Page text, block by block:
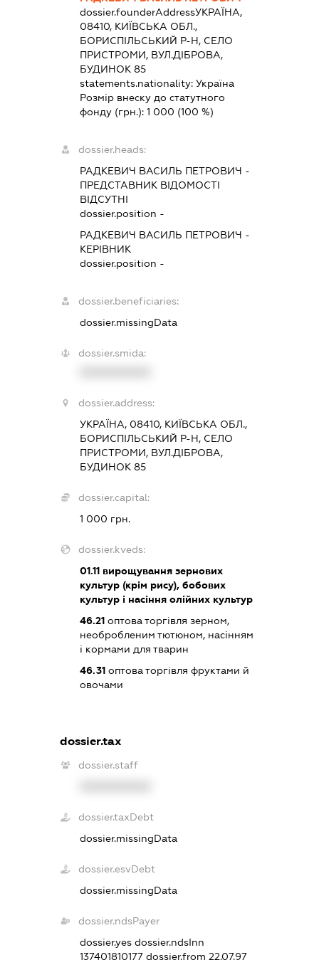
dossier.founderAddressУКРАЇНА,
08410, КИЇВСЬКА ОБЛ.,
БОРИСПІЛЬСЬКИЙ Р-Н, СЕЛО
ПРИСТРОМИ, ВУЛ.ДІБРОВА,
БУДИНОК 85
statements.nationality:Україна
Розмір внеску до статутного
фонду (грн.):1 000 (100 %)
dossier.heads:
РАДКЕВИЧ ВАСИЛЬ ПЕТРОВИЧ -
ПРЕДСТАВНИК ВІДОМОСТІ
ВІДСУТНІ
dossier.position -
РАДКЕВИЧ ВАСИЛЬ ПЕТРОВИЧ -
КЕРІВНИК
dossier.position -
dossier.beneficiaries:
dossier.missingData
dossier.smida:
dossier.address:
УКРАЇНА, 08410, КИЇВСЬКА ОБЛ.,
БОРИСПІЛЬСЬКИЙ Р-Н, СЕЛО
ПРИСТРОМИ, ВУЛ.ДІБРОВА,
БУДИНОК 85
dossier.capital:
1 000 грн.
dossier.kveds:
01.11 вирощування зернових
культур (крім рису), бобових
культур і насіння олійних культур
46.21 оптова торгівля зерном,
необробленим тютюном, насінням
і кормами для тварин
46.31 оптова торгівля фруктами й
овочами
dossier.tax
dossier.staff
dossier.taxDebt
dossier.missingData
dossier.esvDebt
dossier.missingData
dossier.ndsPayer
dossier.yesdossier.ndsInn
137401810177dossier.from 22.07.97